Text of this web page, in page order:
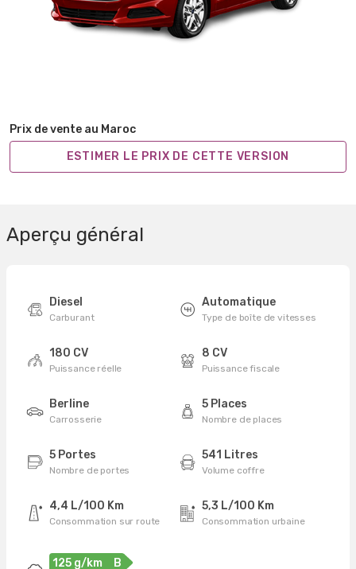
Prix de vente au Maroc
ESTIMER LE PRIX DE CETTE VERSION
Aperçu général
Diesel
Carburant
Automatique
Type de boîte de vitesses
180 CV
Puissance réelle
8 CV
Puissance fiscale
Berline
Carrosserie
5 Places
Nombre de places
5 Portes
Nombre de portes
541 Litres
Volume coffre
4,4 L/100 Km
Consommation sur route
5,3 L/100 Km
Consommation urbaine
125 g/km B